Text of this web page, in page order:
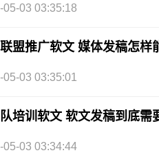
05-03 03:35:18
盟推广软文 媒体发稿怎样
05-03 03:35:01
培训软文 软文发稿到底需
05-03 03:34:44